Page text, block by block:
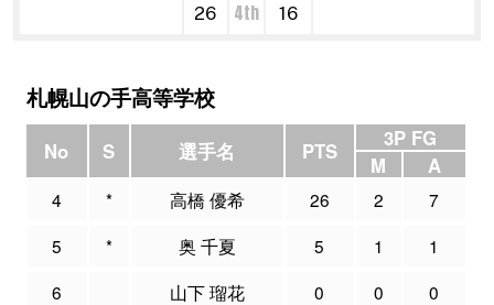
26
4th 16
札幌山の手高等学校
No S 選手名 PTS
3P FG
M
A
4 * 高橋 優希 26 2 7
5
* 奥 千夏 5 1 1
6
山下 瑠花 0 0 0